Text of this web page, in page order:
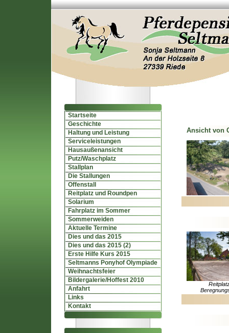
Startseite
Geschichte
Haltung und Leistung
Serviceleistungen
Hausaußenansicht
Putz/Waschplatz
Stallplan
Die Stallungen
Offenstall
Reitplatz und Roundpen
Solarium
Fahrplatz im Sommer
Sommerweiden
Aktuelle Termine
Dies und das 2015
Dies und das 2015 (2)
Erste Hilfe Kurs 2015
Seltmanns Ponyhof Olympiade
Weihnachtsfeier
Bildergalerie/Hoffest 2010
Anfahrt
Links
Kontakt
Ansicht von